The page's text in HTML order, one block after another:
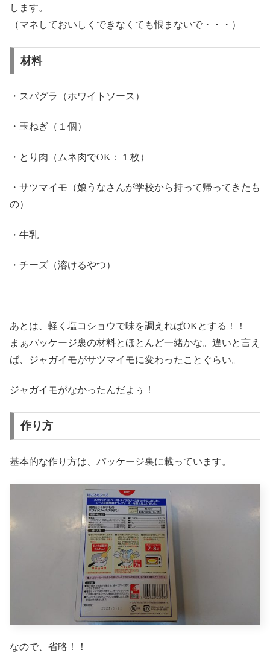
します。
（マネしておいしくできなくても恨まないで・・・）
材料
・スパグラ（ホワイトソース）
・玉ねぎ（１個）
・とり肉（ムネ肉でOK：１枚）
・サツマイモ（娘うなさんが学校から持って帰ってきたも
の）
・牛乳
・チーズ（溶けるやつ）
あとは、軽く塩コショウで味を調えればOKとする！！
まぁパッケージ裏の材料とほとんど一緒かな。違いと言え
ば、ジャガイモがサツマイモに変わったことぐらい。
ジャガイモがなかったんだよぅ！
作り方
基本的な作り方は、パッケージ裏に載っています。
なので、省略！！